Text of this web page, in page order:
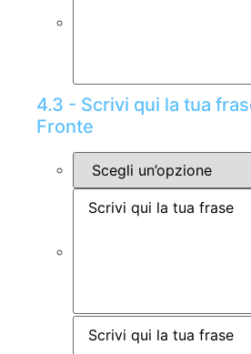
4.3 - Scrivi qui la tua
Fronte